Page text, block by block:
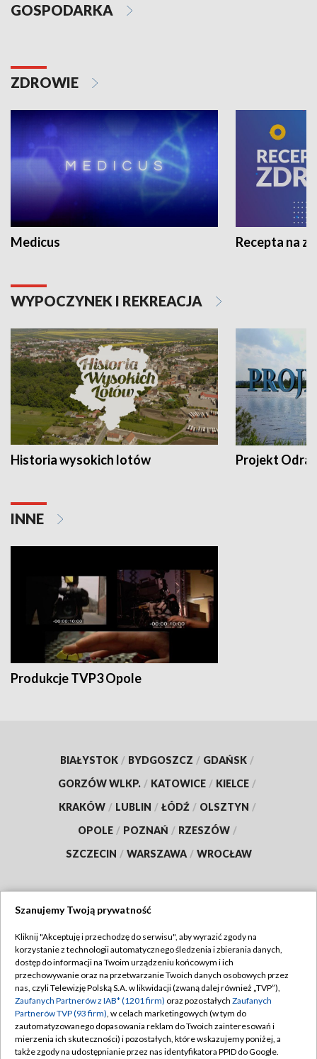
GOSPODARKA
ZDROWIE
Medicus Recepta na
WYPOCZYNEK I REKREACJA
Historia wysokich lotów Projekt Odra
INNE
Produkcje TVP3 Opole
BIAŁYSTOK / BYDGOSZCZ / GDAŃSK /
GORZÓW WLKP. / KATOWICE / KIELCE /
KRAKÓW / LUBLIN / ŁÓDŹ / OLSZTYN /
OPOLE / POZNAŃ / RZESZÓW /
SZCZECIN / WARSZAWA / WROCŁAW
TVP
Abonament TVP
Emisja w TVP
Centrum informacji TVP
Naziemna Telewizja Cyfrowa
Regulamin TVP
Polityka prywatności
Moje zgody
Pomoc
Szanujemy Twoją prywatność
Kliknij "Akceptuję i przechodzę do serwisu", aby wyrazić zgody na
korzystanie z technologii automatycznego śledzenia i zbierania danych,
dostęp do informacji na Twoim urządzeniu końcowym i ich
przechowywanie oraz na przetwarzanie Twoich danych osobowych przez
nas, czyli Telewizję Polską S.A. w likwidacji (zwaną dalej również „TVP”),
Zaufanych Partnerów z IAB* (1201 firm) oraz pozostałych Zaufanych
Partnerów TVP (93 firm), w celach marketingowych (w tym do
zautomatyzowanego dopasowania reklam do Twoich zainteresowań i
mierzenia ich skuteczności) i pozostałych, które wskazujemy poniżej, a
także zgody na udostępnianie przez nas identyfikatora PPID do Google.